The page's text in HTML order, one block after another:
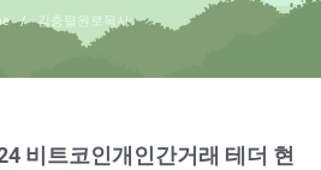
/ 김충렬원로목사
비트코인개인간거래 테더 현